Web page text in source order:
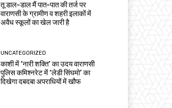
तू डाल-डाल मैं पात-पात की तर्ज पर
वाराणसी के ग्रामीण व शहरी इलाकों में
अवैध स्कूलों का खेल जारी है
UNCATEGORIZED
काशी में ‘नारी शक्ति’ का उदय वाराणसी
पुलिस कमिश्नरेट में ‘लेडी सिंघमो’ का
दिखेगा दबदबा अपराधियों में खौफ